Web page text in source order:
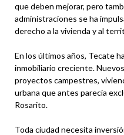
que deben mejorar, pero
administraciones se ha
derecho a la vivienda y al
En los últimos años, Tecate
inmobiliario creciente.
proyectos campestres,
urbana que antes parecía
Rosarito.
Toda ciudad necesita